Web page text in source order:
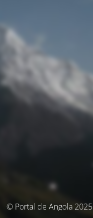
© Portal de Angola 2025